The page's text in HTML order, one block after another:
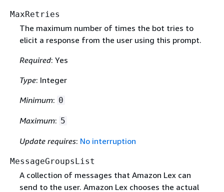
MaxRetries
The maximum number of times the bot tries to
elicit a response from the user using this prompt.
Required: Yes
Type: Integer
Minimum: 0
Maximum: 5
Update requires: No interruption
MessageGroupsList
A collection of messages that Amazon Lex can
send to the user. Amazon Lex chooses the actual